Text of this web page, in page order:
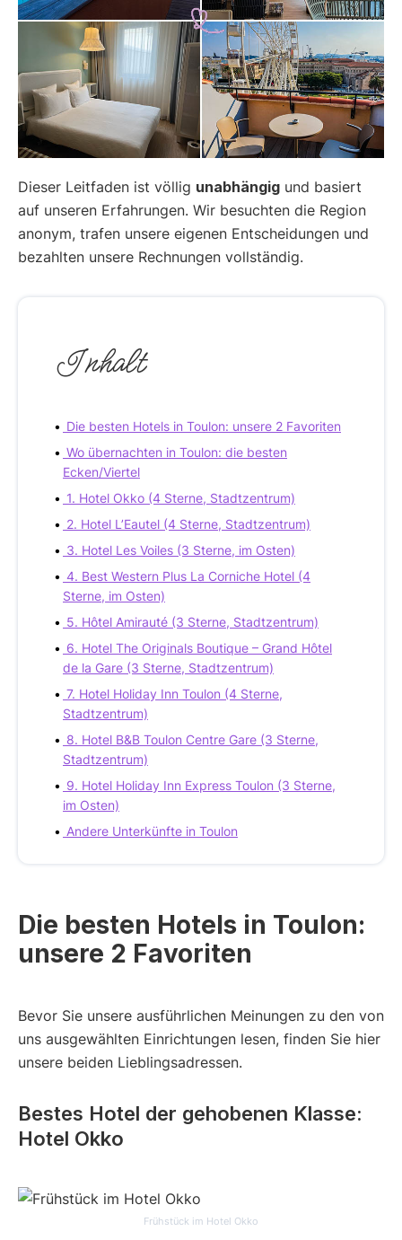
Dieser Leitfaden ist völlig unabhängig und basiert
auf unseren Erfahrungen. Wir besuchten die Region
anonym, trafen unsere eigenen Entscheidungen und
bezahlten unsere Rechnungen vollständig.
Inhalt
Die besten Hotels in Toulon: unsere 2 Favoriten
Wo übernachten in Toulon: die besten
Ecken/Viertel
1. Hotel Okko (4 Sterne, Stadtzentrum)
2. Hotel L’Eautel (4 Sterne, Stadtzentrum)
3. Hotel Les Voiles (3 Sterne, im Osten)
4. Best Western Plus La Corniche Hotel (4
Sterne, im Osten)
5. Hôtel Amirauté (3 Sterne, Stadtzentrum)
6. Hotel The Originals Boutique – Grand Hôtel
de la Gare (3 Sterne, Stadtzentrum)
7. Hotel Holiday Inn Toulon (4 Sterne,
Stadtzentrum)
8. Hotel B&B Toulon Centre Gare (3 Sterne,
Stadtzentrum)
9. Hotel Holiday Inn Express Toulon (3 Sterne,
im Osten)
Andere Unterkünfte in Toulon
Die besten Hotels in Toulon:
unsere 2 Favoriten
Bevor Sie unsere ausführlichen Meinungen zu den von
uns ausgewählten Einrichtungen lesen, finden Sie hier
unsere beiden Lieblingsadressen.
Bestes Hotel der gehobenen Klasse:
Hotel Okko
Frühstück im Hotel Okko